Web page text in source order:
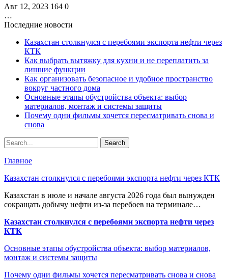
Авг 12, 2023 164 0
…
Последние новости
Казахстан столкнулся с перебоями экспорта нефти через
КТК
Как выбрать вытяжку для кухни и не переплатить за
лишние функции
Как организовать безопасное и удобное пространство
вокруг частного дома
Основные этапы обустройства объекта: выбор
материалов, монтаж и системы защиты
Почему одни фильмы хочется пересматривать снова и
снова
Главное
Казахстан столкнулся с перебоями экспорта нефти через КТК
Казахстан в июле и начале августа 2026 года был вынужден
сокращать добычу нефти из-за перебоев на терминале…
Казахстан столкнулся с перебоями экспорта нефти через
КТК
Основные этапы обустройства объекта: выбор материалов,
монтаж и системы защиты
Почему одни фильмы хочется пересматривать снова и снова